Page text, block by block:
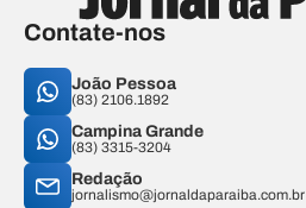
Contate-nos
João Pessoa
(83) 2106.1892
Campina Grande
(83) 3315-3204
Redação
jornalismo@jornaldaparaiba.com.br